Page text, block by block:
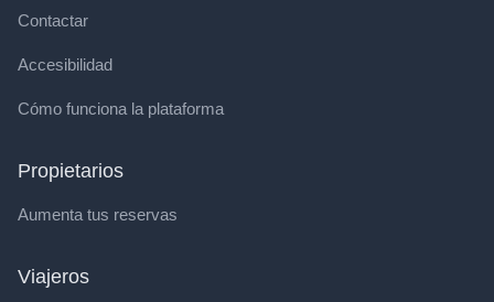
Contactar
Accesibilidad
Cómo funciona la plataforma
Propietarios
Aumenta tus reservas
Viajeros